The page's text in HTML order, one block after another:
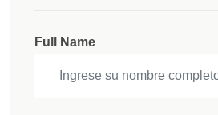
Full Name